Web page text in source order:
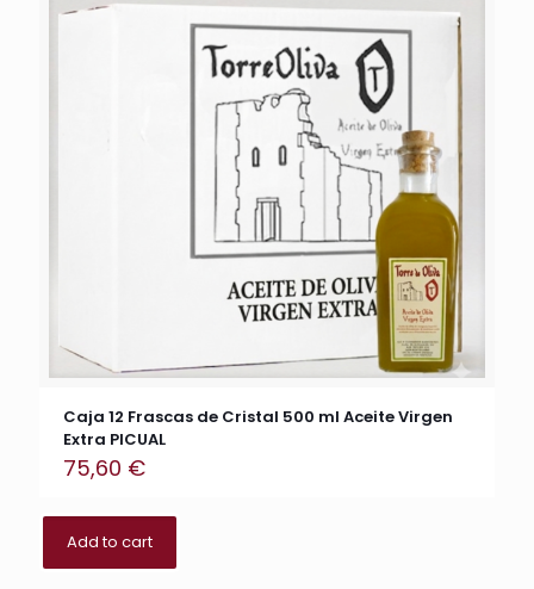
Caja 12 Frascas de Cristal 500 ml Aceite Virgen
Extra PICUAL
75,60 €
Add to cart